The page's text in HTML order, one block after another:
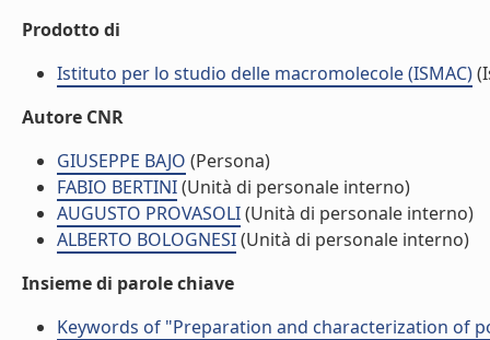
Prodotto di
Istituto per lo studio delle macromolecole (ISMAC)
Autore CNR
GIUSEPPE BAJO (Persona)
FABIO BERTINI(Unità di personale interno)
AUGUSTO PROVASOLI(Unità di personale interno)
ALBERTO BOLOGNESI(Unità di personale interno)
Insieme di parole chiave
Keywords of "Preparation and characterization of